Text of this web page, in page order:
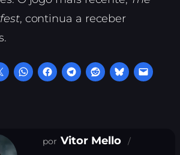
, continua a receber
Vitor Mello